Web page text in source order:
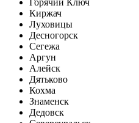
Горячий Ключ
Киржач
Луховицы
Десногорск
Сегежа
Аргун
Алейск
Дятьково
Кохма
Знаменск
Дедовск